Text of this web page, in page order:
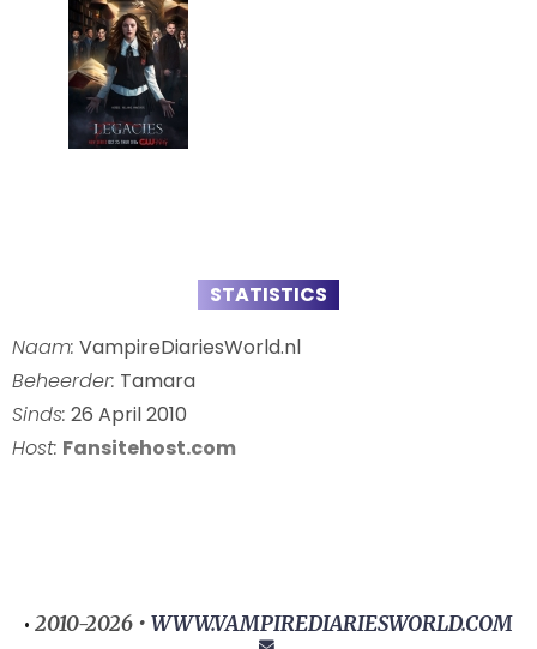
STATISTICS
Naam: VampireDiariesWorld.nl
Beheerder: Tamara
Sinds: 26 April 2010
Host: Fansitehost.com
• 2010-2026 • WWW.VAMPIREDIARIESWORLD.COM